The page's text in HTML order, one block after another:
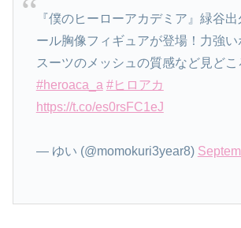
『僕のヒーローアカデミア』緑谷
ール胸像フィギュアが登場！力強
スーツのメッシュの質感など見どこ
#heroaca_a #ヒロアカ
https://t.co/es0rsFC1eJ
— ゆい (@momokuri3year8)